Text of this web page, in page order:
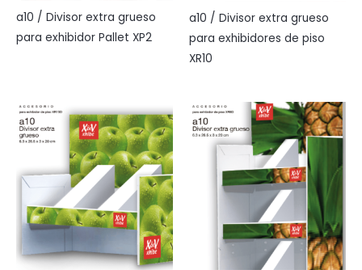
a10 / Divisor extra grueso
para exhibidor Pallet XP2
a10 / Divisor extra grueso
para exhibidores de piso
XR10